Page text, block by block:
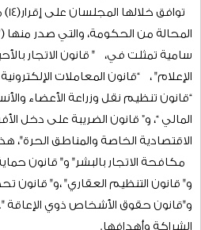
في إطار مجلس عُمان من خلال
الوطني مع مجلس الدولة ترجمة
(7/ 2021) في ممارسة صلاحيات
مستمر بين مكتبي المجلسين ولجانهما،
إضافة إلى الجلسات المشتركة بينهما
مشروعات القوانين المعروضة
الأولى خلال دوري الانعقاد الأول
عدداً من الاجتماعات المشتركة بين